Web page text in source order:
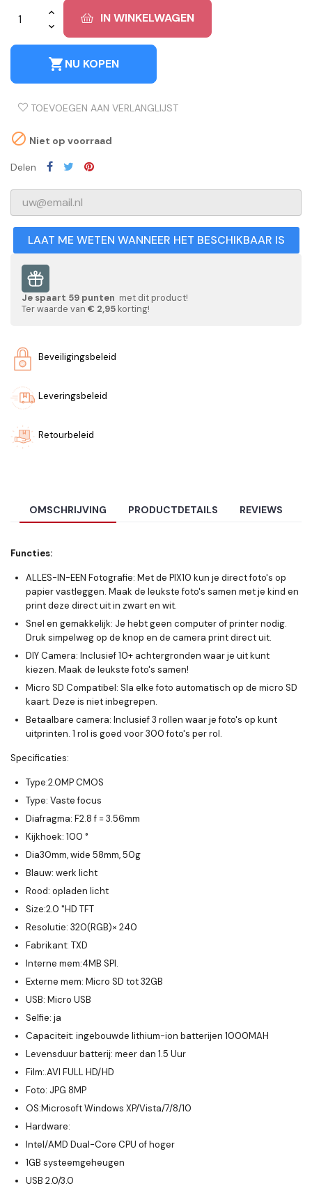
IN WINKELWAGEN
shopping_cartNU KOPEN
TOEVOEGEN AAN VERLANGLIJST
 Niet op voorraad
Delen
LAAT ME WETEN WANNEER HET BESCHIKBAAR IS
Je spaart 59 punten met dit product!
Ter waarde van € 2,95 korting!
Beveiligingsbeleid
Leveringsbeleid
Retourbeleid
OMSCHRIJVING PRODUCTDETAILS REVIEWS
Functies:
ALLES-IN-EEN Fotografie: Met de PIX10 kun je direct foto's op
papier vastleggen. Maak de leukste foto's samen met je kind en
print deze direct uit in zwart en wit.
Snel en gemakkelijk: Je hebt geen computer of printer nodig.
Druk simpelweg op de knop en de camera print direct uit.
DIY Camera: Inclusief 10+ achtergronden waar je uit kunt
kiezen. Maak de leukste foto's samen!
Micro SD Compatibel: Sla elke foto automatisch op de micro SD
kaart. Deze is niet inbegrepen.
Betaalbare camera: Inclusief 3 rollen waar je foto's op kunt
uitprinten. 1 rol is goed voor 300 foto's per rol.
Specificaties:
Type:2.0MP CMOS
Type: Vaste focus
Diafragma: F2.8 f = 3.56mm
Kijkhoek: 100 °
Dia30mm, wide 58mm, 50g
Blauw: werk licht
Rood: opladen licht
Size:2.0 "HD TFT
Resolutie: 320(RGB)× 240
Fabrikant: TXD
Interne mem:4MB SPI.
Externe mem: Micro SD tot 32GB
USB: Micro USB
Selfie: ja
Capaciteit: ingebouwde lithium-ion batterijen 1000MAH
Levensduur batterij: meer dan 1.5 Uur
Film:.AVI FULL HD/HD
Foto: JPG 8MP
OS:Microsoft Windows XP/Vista/7/8/10
Hardware:
Intel/AMD Dual-Core CPU of hoger
1GB systeemgeheugen
USB 2.0/3.0